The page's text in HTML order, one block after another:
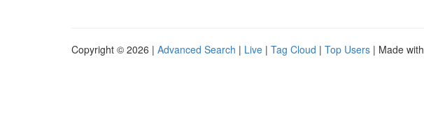
Copyright © 2026 | Advanced Search | Live | Tag Cloud | Top Users | Made with